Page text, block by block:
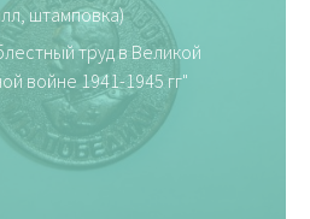
штамповка)
труд в Великой
войне 1941-1945 гг"